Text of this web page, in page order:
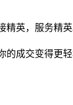
英，服务精英
成交变得更轻